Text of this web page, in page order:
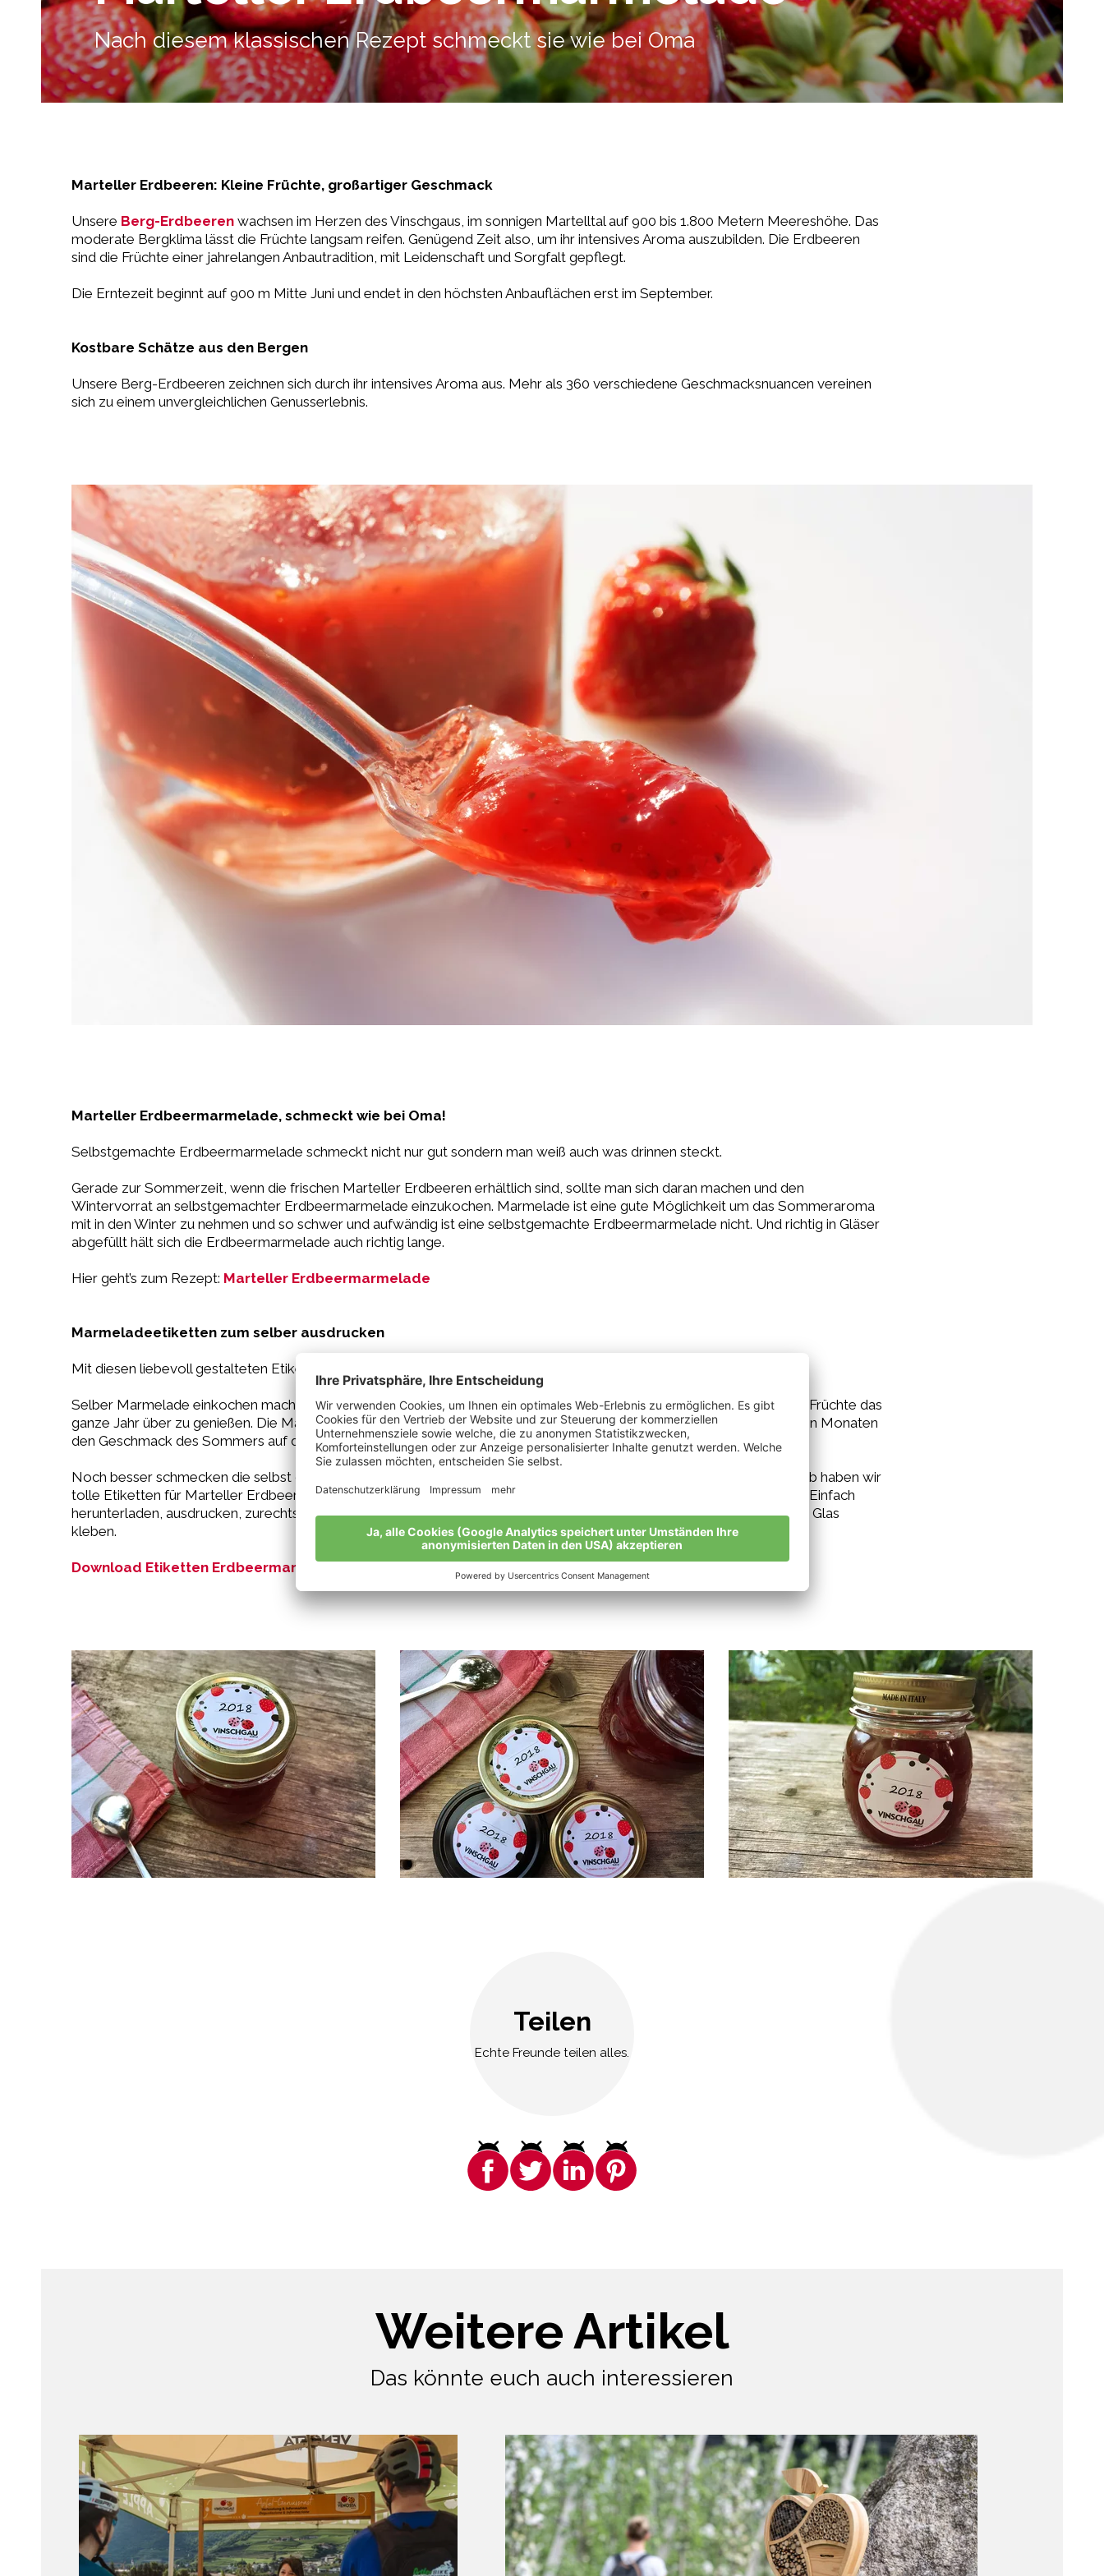
Nach diesem klassischen Rezept schmeckt sie wie bei Oma
Marteller Erdbeeren: Kleine Früchte, großartiger Geschmack
Unsere Berg-Erdbeeren wachsen im Herzen des Vinschgaus, im sonnigen Martelltal auf 900 bis 1.800 Metern Meereshöhe. Das
moderate Bergklima lässt die Früchte langsam reifen. Genügend Zeit also, um ihr intensives Aroma auszubilden. Die Erdbeeren
sind die Früchte einer jahrelangen Anbautradition, mit Leidenschaft und Sorgfalt gepflegt.
Die Erntezeit beginnt auf 900 m Mitte Juni und endet in den höchsten Anbauflächen erst im September.
Kostbare Schätze aus den Bergen
Unsere Berg-Erdbeeren zeichnen sich durch ihr intensives Aroma aus. Mehr als 360 verschiedene Geschmacksnuancen vereinen
sich zu einem unvergleichlichen Genusserlebnis.
Marteller Erdbeermarmelade, schmeckt wie bei Oma!
Selbstgemachte Erdbeermarmelade schmeckt nicht nur gut sondern man weiß auch was drinnen steckt.
Gerade zur Sommerzeit, wenn die frischen Marteller Erdbeeren erhältlich sind, sollte man sich daran machen und den
Wintervorrat an selbstgemachter Erdbeermarmelade einzukochen. Marmelade ist eine gute Möglichkeit um das Sommeraroma
mit in den Winter zu nehmen und so schwer und aufwändig ist eine selbstgemachte Erdbeermarmelade nicht. Und richtig in Gläser
abgefüllt hält sich die Erdbeermarmelade auch richtig lange.
Hier geht’s zum Rezept: Marteller Erdbeermarmelade
Marmeladeetiketten zum selber ausdrucken
Mit diesen liebevoll gestalteten Etiketten kommen deine selbst eingekochten Marmeladen ganz groß raus.
Selber Marmelade einkochen macht nicht nur Spaß, die Marmelade schmeckt super und es ist die perfekte Art, lokale Früchte das
ganze Jahr über zu genießen. Die Marmelade bleibt nach dem Einkochen lange haltbar und zaubert auch in den kälteren Monaten
den Geschmack des Sommers auf den Frühstückstisch.
Noch besser schmecken die selbst gemachten Köstlichkeiten allerdings, wenn sie auch noch hübsch aussehen. Deshalb haben wir
tolle Etiketten für Marteller Erdbeermarmelade entworfen. Auf einem Bogen findest du genug Etiketten für 15 Gläser. Einfach
herunterladen, ausdrucken, zurechtschneiden, beschriften und mit transparenter Klebefolie oder Klebestreifen auf das Glas
kleben.
Download Etiketten Erdbeermarmelade
Teilen
Echte Freunde teilen alles.
Weitere Artikel
Das könnte euch auch interessieren